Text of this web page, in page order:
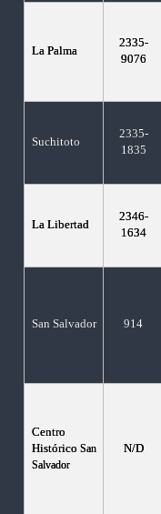
La Palma
2335-
9076
Suchitoto
2335-
1835
La Libertad
2346-
1634
San Salvador 914
Centro
HistóricoSan
Salvador
N/D